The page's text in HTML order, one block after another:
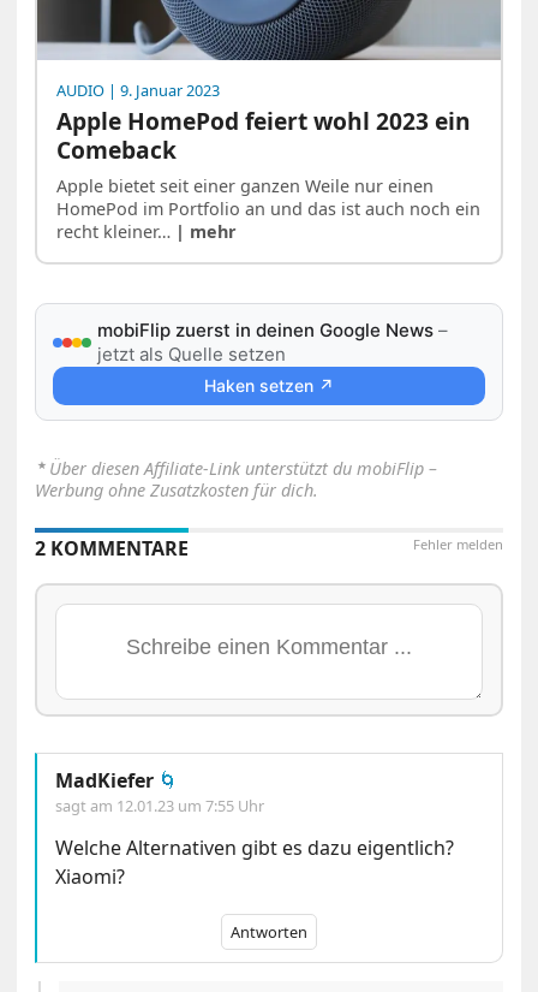
AUDIO | 9. Januar 2023
Apple HomePod feiert wohl 2023 ein
Comeback
Apple bietet seit einer ganzen Weile nur einen
HomePod im Portfolio an und das ist auch noch ein
recht kleiner… | mehr
mobiFlip zuerst in deinen Google News –
jetzt als Quelle setzen
Haken setzen ↗
⋆ Über diesen Affiliate-Link unterstützt du mobiFlip –
Werbung ohne Zusatzkosten für dich.
Fehler melden
2 KOMMENTARE
MadKiefer 🌀
sagt am 12.01.23 um 7:55 Uhr
Welche Alternativen gibt es dazu eigentlich?
Xiaomi?
Antworten